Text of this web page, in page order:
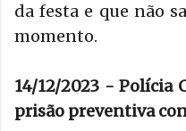
da festa e que não
momento.
14/12/2023 - Polícia
prisão preventiva